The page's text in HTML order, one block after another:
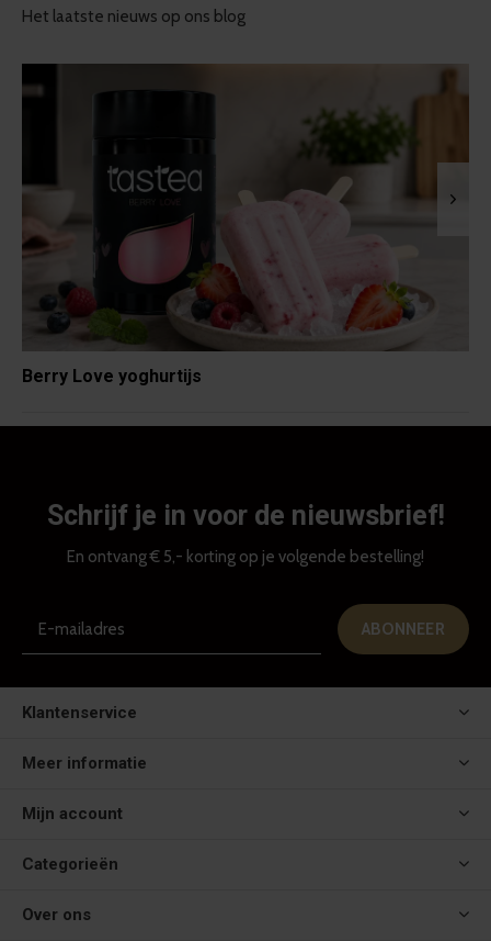
Het laatste nieuws op ons blog
Berry Love yoghurtijs
Schrijf je in voor de nieuwsbrief!
En ontvang € 5,- korting op je volgende bestelling!
ABONNEER
Klantenservice
Meer informatie
Mijn account
Categorieën
Over ons